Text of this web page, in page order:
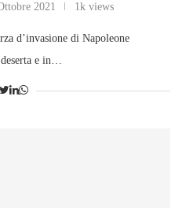
2021 1k views
d’invasione di Napoleone
deserta e in…